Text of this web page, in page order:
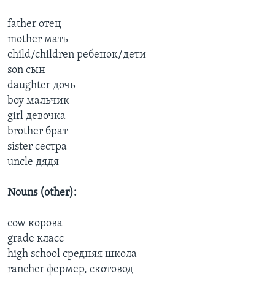
father отец
mother мать
child/children ребенок/дети
son сын
daughter дочь
boy мальчик
girl девочка
brother брат
sister сестра
uncle дядя
Nouns (other):
cow корова
grade класс
high school средняя школа
rancher фермер, скотовод